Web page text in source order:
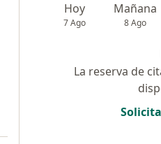
Hoy
7 Ago
Mañana
8 Ago
La reserva de